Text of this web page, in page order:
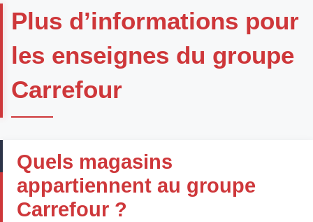
Plus d’informations pour
les enseignes du groupe
Carrefour
Quels magasins
appartiennent au groupe
Carrefour ?